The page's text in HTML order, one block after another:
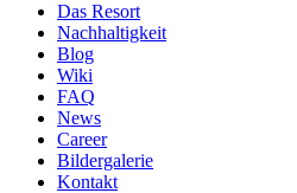
Das Resort
Nachhaltigkeit
Blog
Wiki
FAQ
News
Career
Bildergalerie
Kontakt